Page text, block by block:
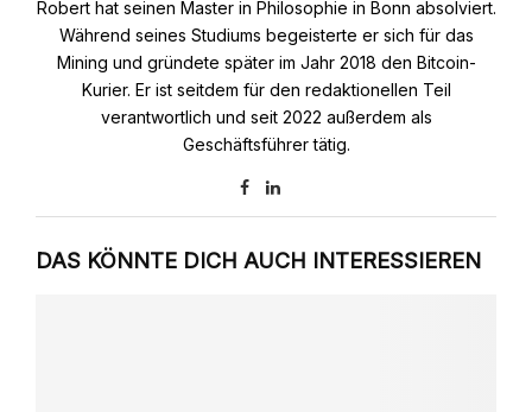
Robert hat seinen Master in Philosophie in Bonn absolviert.
Während seines Studiums begeisterte er sich für das
Mining und gründete später im Jahr 2018 den Bitcoin-
Kurier. Er ist seitdem für den redaktionellen Teil
verantwortlich und seit 2022 außerdem als
Geschäftsführer tätig.
DAS KÖNNTE DICH AUCH INTERESSIEREN